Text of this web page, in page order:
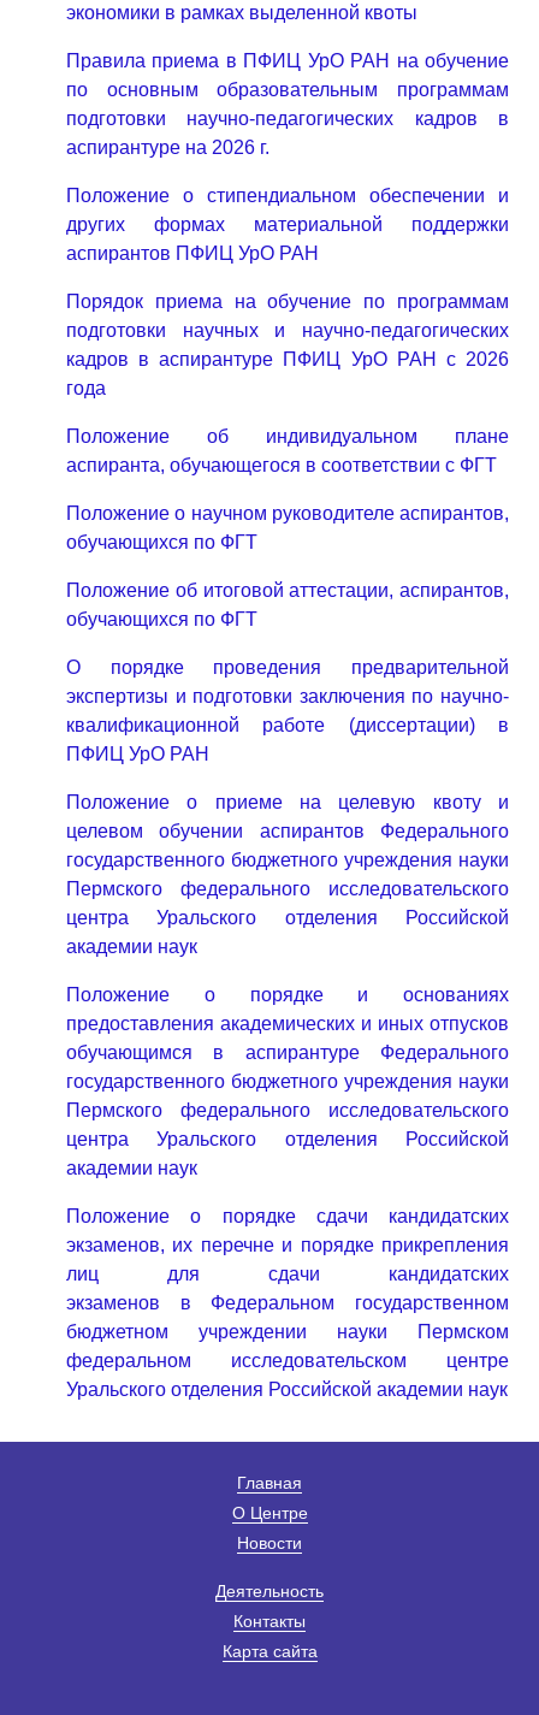
экономики в рамках выделенной квоты
Правила приема в ПФИЦ УрО РАН на обучение
по основным образовательным программам
подготовки научно-педагогических кадров в
аспирантуре на 2026 г.
Положение о стипендиальном обеспечении и
других формах материальной поддержки
аспирантов ПФИЦ УрО РАН
Порядок приема на обучение по программам
подготовки научных и научно-педагогических
кадров в аспирантуре ПФИЦ УрО РАН с 2026
года
Положение об индивидуальном плане
аспиранта, обучающегося в соответствии с ФГТ
Положение о научном руководителе аспирантов,
обучающихся по ФГТ
Положение об итоговой аттестации, аспирантов,
обучающихся по ФГТ
О порядке проведения предварительной
экспертизы и подготовки заключения по научно-
квалификационной работе (диссертации) в
ПФИЦ УрО РАН
Положение о приеме на целевую квоту и
целевом обучении аспирантов Федерального
государственного бюджетного учреждения науки
Пермского федерального исследовательского
центра Уральского отделения Российской
академии наук
Положение о порядке и основаниях
предоставления академических и иных отпусков
обучающимся в аспирантуре Федерального
государственного бюджетного учреждения науки
Пермского федерального исследовательского
центра Уральского отделения Российской
академии наук
Положение о порядке сдачи кандидатских
экзаменов, их перечне и порядке прикрепления
лиц для сдачи кандидатских
экзаменов в Федеральном государственном
бюджетном учреждении науки Пермском
федеральном исследовательском центре
Уральского отделения Российской академии наук
Главная
О Центре
Новости
Деятельность
Контакты
Карта сайта